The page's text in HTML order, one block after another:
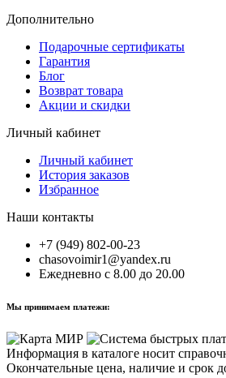
Дополнительно
Подарочные сертификаты
Гарантия
Блог
Возврат товара
Акции и скидки
Личный кабинет
Личный кабинет
История заказов
Избранное
Наши контакты
+7 (949) 802-00-23
chasovoimir1@yandex.ru
Ежедневно с 8.00 до 20.00
Мы принимаем платежи:
Информация в каталоге носит
Окончательные цена, наличие и срок